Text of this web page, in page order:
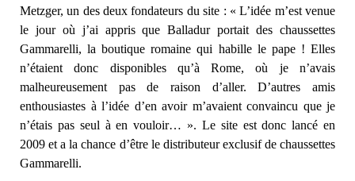
Metzger, un des deux fondateurs du site : « L’idée m’est venue
le jour où j’ai appris que Balladur portait des chaussettes
Gammarelli, la boutique romaine qui habille le pape ! Elles
n’étaient donc disponibles qu’à Rome, où je n’avais
malheureusement pas de raison d’aller. D’autres amis
enthousiastes à l’idée d’en avoir m’avaient convaincu que je
n’étais pas seul à en vouloir… ». Le site est donc lancé en
2009 et a la chance d’être le distributeur exclusif de chaussettes
Gammarelli.